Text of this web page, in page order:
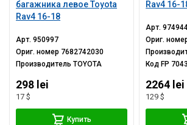
багажника левое Toyota
Rav4 16-18
Арт.950997
Ориг. номер 7682742030
ПроизводительTOYOTA
298 lei
17 $
Купить
Rav4 16-
Арт.
Ориг.
КодFP
2264 lei
129 $